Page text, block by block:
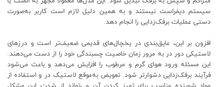
سیستم دیفراست نیستند و به همین دلیل لازم است کاربر به‌صورت
دستی عملیات برفک‌زدایی را انجام دهد.
افزون بر این، عایق‌بندی در یخچال‌های قدیمی ضعیف‌تر است و درزهای
لاستیکی دور در به مرور زمان خاصیت چسبندگی خود را از دست می‌دهند.
این مسئله ورود هوای گرم و مرطوب را افزایش می‌دهد و باعث می‌شود
فرآیند برفک‌زدایی دشوارتر شود. تعویض به‌موقع لاستیک در و استفاده از